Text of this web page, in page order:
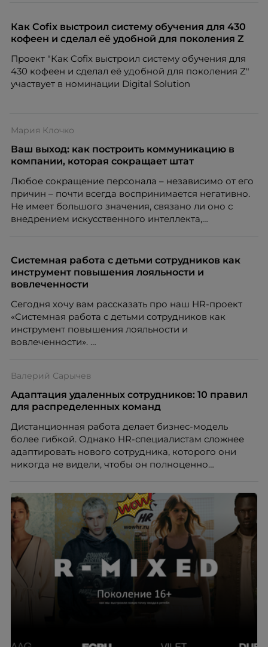
Как Cofix выстроил систему обучения для 430
кофеен и сделал её удобной для поколения Z
Проект "Как Cofix выстроил систему обучения для
430 кофеен и сделал её удобной для поколения Z"
участвует в номинации Digital Solution
Мария Клочко
Ваш выход: как построить коммуникацию в
компании, которая сокращает штат
Любое сокращение персонала – независимо от его
причин – почти всегда воспринимается негативно.
Не имеет большого значения, связано ли оно с
внедрением искусственного интеллекта,
структуры компании. Для сотрудников сокращения
означают потерю стабильности, а для внешнего
рынка становятся сигналом о возможных
нередко превращаются в фактор, который
негативно влияет HR-бренд работодателя.
Системная работа с детьми сотрудников как
инструмент повышения лояльности и
вовлеченности
Сегодня хочу вам рассказать про наш HR-проект
«Системная работа с детьми сотрудников как
инструмент повышения лояльности и
вовлеченности».
Валерий Сарычев
Адаптация удаленных сотрудников: 10 правил
для распределенных команд
Дистанционная работа делает бизнес-модель
более гибкой. Однако HR-специалистам сложнее
адаптировать нового сотрудника, которого они
никогда не видели, чтобы он полноценно